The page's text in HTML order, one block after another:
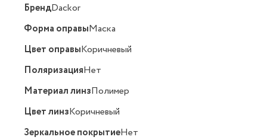
БрендDackor
Форма оправыМаска
Цвет оправыКоричневый
ПоляризацияНет
Материал линзПолимер
Цвет линзКоричневый
Зеркальное покрытиеНет